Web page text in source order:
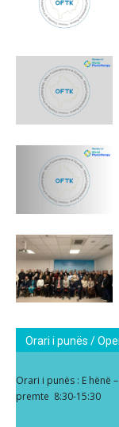
Orari i punës /
Orari i punës : E hënë
premte 8:30-15:30